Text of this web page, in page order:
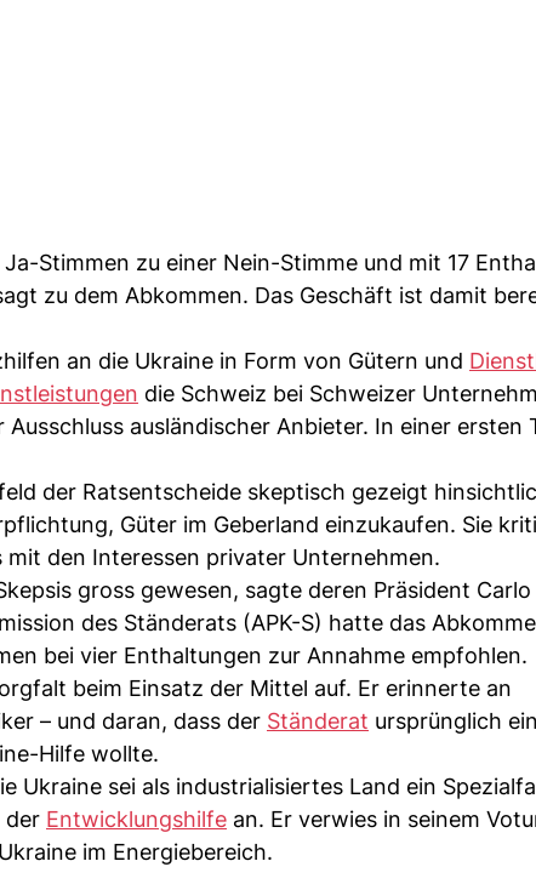
Stimmen zu einer Nein-Stimme und mit 17
zu dem Abkommen. Das Geschäft ist damit
an die Ukraine in Form von Gütern und
die Schweiz bei Schweizer
ausländischer Anbieter. In einer ersten
der Ratsentscheide skeptisch gezeigt
Güter im Geberland einzukaufen. Sie
den Interessen privater Unternehmen.
gross gewesen, sagte deren Präsident Carlo
des Ständerats (APK-S) hatte das
bei vier Enthaltungen zur Annahme empfohlen.
beim Einsatz der Mittel auf. Er erinnerte an
– und daran, dass der Ständerat ursprünglich
Hilfe wollte.
Ukraine sei als industrialisiertes Land ein
der Entwicklungshilfe an. Er verwies in seinem
im Energiebereich.